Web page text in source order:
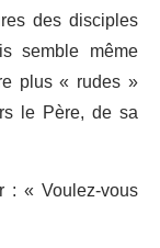
des disciples
semble même
plus « rudes »
le Père, de sa
« Voulez-vous